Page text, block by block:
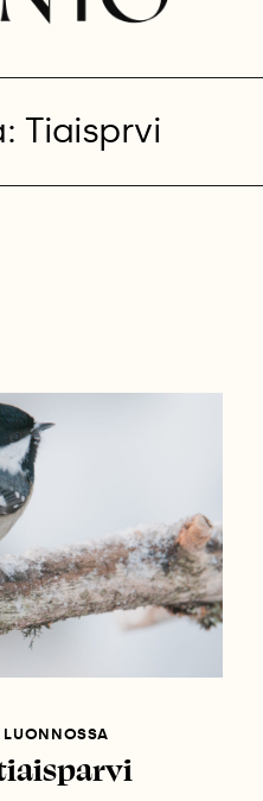
Tiaisprvi